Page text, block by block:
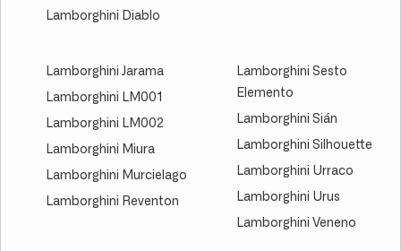
Lamborghini Diablo
Lamborghini Jarama
Lamborghini LM001
Lamborghini LM002
Lamborghini Miura
Lamborghini Murcielago
Lamborghini Reventon
Lamborghini Sesto
Elemento
Lamborghini Sián
Lamborghini Silhouette
Lamborghini Urraco
Lamborghini Urus
Lamborghini Veneno